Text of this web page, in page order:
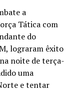
a
Tática com
do
lograram êxito
noite de terça-
uma
e tentar